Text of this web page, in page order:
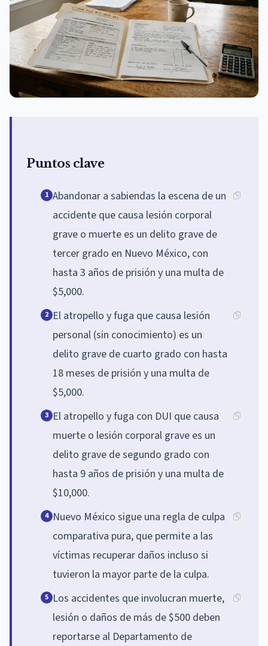
Puntos clave
1 Abandonar a sabiendas la escena de un
accidente que causa lesión corporal
grave o muerte es un delito grave de
tercer grado en Nuevo México, con
hasta 3 años de prisión y una multa de
$5,000.
2 El atropello y fuga que causa lesión
personal (sin conocimiento) es un
delito grave de cuarto grado con hasta
18 meses de prisión y una multa de
$5,000.
3 El atropello y fuga con DUI que causa
muerte o lesión corporal grave es un
delito grave de segundo grado con
hasta 9 años de prisión y una multa de
$10,000.
4 Nuevo México sigue una regla de culpa
comparativa pura, que permite a las
víctimas recuperar daños incluso si
tuvieron la mayor parte de la culpa.
5 Los accidentes que involucran muerte,
lesión o daños de más de $500 deben
reportarse al Departamento de